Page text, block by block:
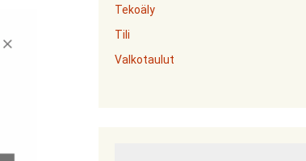
Tekoäly
Tili
Valkotaulut